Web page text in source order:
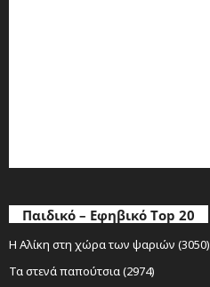
Παιδικό – Εφηβικό Top 20
Η Αλίκη στη χώρα των ψαριών (3050)
Τα στενά παπούτσια (2974)